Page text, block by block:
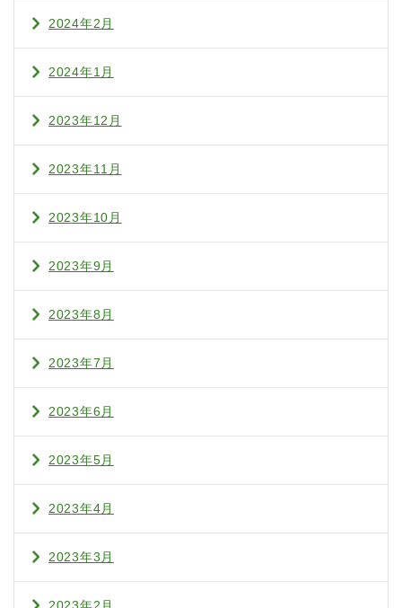
2024年2月
2024年1月
2023年12月
2023年11月
2023年10月
2023年9月
2023年8月
2023年7月
2023年6月
2023年5月
2023年4月
2023年3月